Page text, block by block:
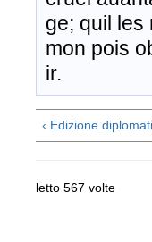
ge; quil les
mon pois
ir.
‹ Edizione
letto 567 volte